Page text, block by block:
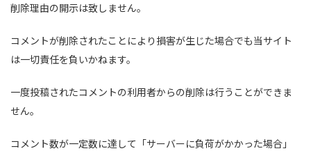
削除理由の開示は致しません。
コメントが削除されたことにより損害が生じた場合でも当サイト
は一切責任を負いかねます。
一度投稿されたコメントの利用者からの削除は行うことができま
せん。
コメント数が一定数に達して「サーバーに負荷がかかった場合」